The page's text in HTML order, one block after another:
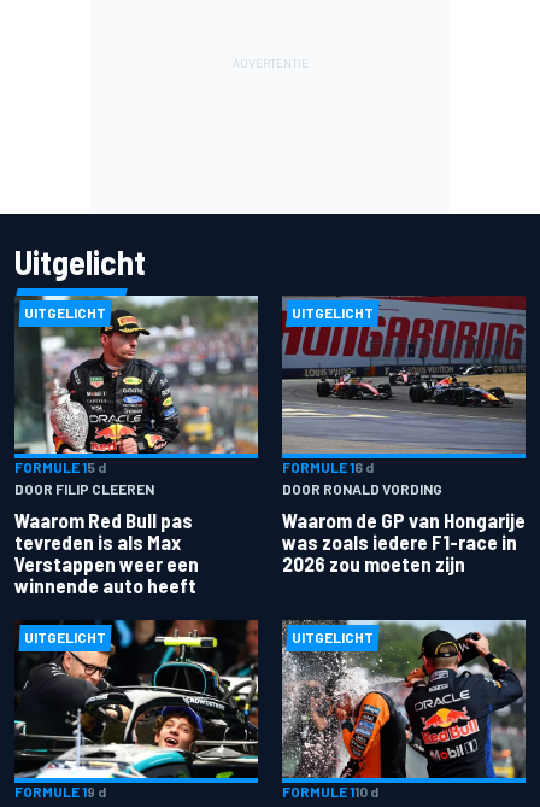
Uitgelicht
UITGELICHT
FORMULE 15 d
DOOR FILIP CLEEREN
Waarom Red Bull pas
tevreden is als Max
Verstappen weer een
winnende auto heeft
UITGELICHT
FORMULE 16 d
DOOR RONALD VORDING
Waarom de GP van Hongarije
was zoals iedere F1-race in
2026 zou moeten zijn
UITGELICHT
FORMULE 19 d
UITGELICHT
FORMULE 110 d